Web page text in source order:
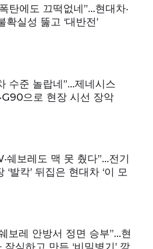
탄에도 끄떡없네”…현대차·
확실성 뚫고 ‘대반전’
수준 놀랍네”…제네시스
으로 현장 시선 장악
쉐보레도 맥 못 췄다”…전기
‘발칵’ 뒤집은 현대차 ‘이 모
보레 안방서 정면 승부”…현